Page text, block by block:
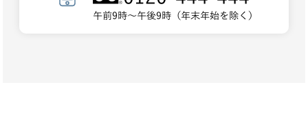
午前9時～午後9時（年末年始を除く）